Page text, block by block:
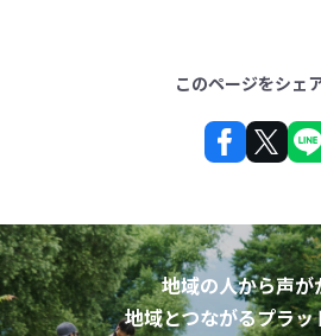
このページをシェ
地域の人から声が
地域とつながるプラッ